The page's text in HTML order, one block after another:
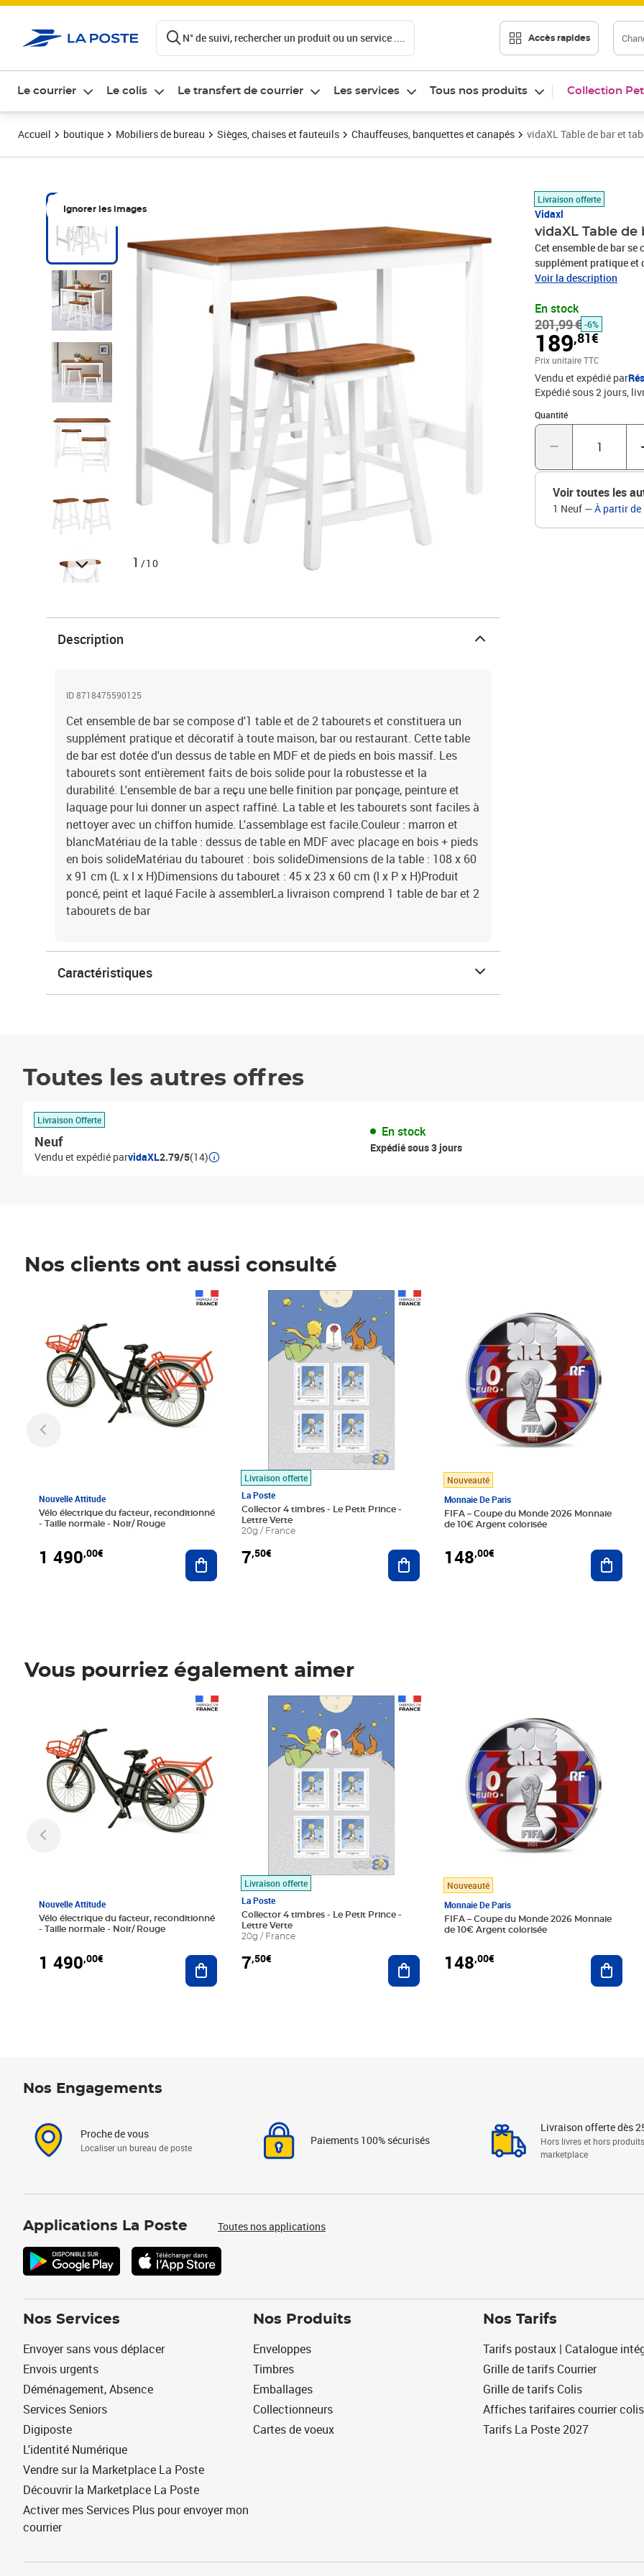
N° de suivi, rechercher un produit ou un service .... Accès rapides
Le courrier Le colis Le transfert de courrier Les services Tous nos produits Collection
Accueil boutique Mobiliers de bureau Sièges, chaises et fauteuils Chauffeuses, banquettes et canapés vidaXL Table de bar et
Ignorer les images
1 /10
Livraison offerte
Vidaxl
vidaXL Table
Cet ensemble de bar
supplément pratique et
est dotée d'un dessus
a reçu une belle finition
raffiné. La table et les
L'assemblage est
table en MDF avec
solideDimensions de la
x 23 x 60 cm (l x P x
comprend 1 table de
Voir la description
En stock
201,99 €
Prix barré 201,99 €
-6%
189,81€
Prix 189,81€
Prix unitaire TTC
Vendu et expédié par
Expédié sous 2 jours
Quantité
Quantité : 1
Voir toutes les
1 Neuf —À partir de
Description
ID 8718475590125
Cet ensemble de bar se compose d'1 table et de 2 tabourets et constituera un
supplément pratique et décoratif à toute maison, bar ou restaurant. Cette table
de bar est dotée d'un dessus de table en MDF et de pieds en bois massif. Les
tabourets sont entièrement faits de bois solide pour la robustesse et la
durabilité. L'ensemble de bar a reçu une belle finition par ponçage, peinture et
laquage pour lui donner un aspect raffiné. La table et les tabourets sont faciles à
nettoyer avec un chiffon humide. L'assemblage est facile.Couleur : marron et
blancMatériau de la table : dessus de table en MDF avec placage en bois + pieds
en bois solideMatériau du tabouret : bois solideDimensions de la table : 108 x 60
x 91 cm (L x l x H)Dimensions du tabouret : 45 x 23 x 60 cm (l x P x H)Produit
poncé, peint et laqué Facile à assemblerLa livraison comprend 1 table de bar et 2
tabourets de bar
Caractéristiques
Toutes les autres offres
Livraison Offerte
Neuf
Vendu et expédié parvidaXL2.79/5(14)
En stock
Expédié sous 3 jours
Nos clients ont aussi consulté
Nouvelle Attitude
Vélo électrique du facteur, reconditionné
- Taille normale - Noir/ Rouge
1 490,00€ Ajouter au panier
Livraison offerte
La Poste
Collector 4 timbres - Le Petit Prince -
Lettre Verte
20g / France
7,50€
Prix 7,50€
Ajouter au panier
Nouveauté
Monnaie De Paris
FIFA – Coupe du Monde 2026 Monnaie
de 10€ Argent colorisée
148,00€
Vous pourriez également aimer
Nouvelle Attitude
Vélo électrique du facteur, reconditionné
- Taille normale - Noir/ Rouge
1 490,00€ Ajouter au panier
Livraison offerte
La Poste
Collector 4 timbres - Le Petit Prince -
Lettre Verte
20g / France
7,50€
Prix 7,50€
Ajouter au panier
Nouveauté
Monnaie De Paris
FIFA – Coupe du Monde 2026 Monnaie
de 10€ Argent colorisée
148,00€
Nos Engagements
Proche de vous
Localiser un bureau de poste
Paiements 100% sécurisés
Livraison offerte dès
Hors livres et hors produits
marketplace
Applications La Poste Toutes nos applications
Nos Services
Envoyer sans vous déplacer
Envois urgents
Déménagement, Absence
Services Seniors
Digiposte
L'identité Numérique
Vendre sur la Marketplace La Poste
Découvrir la Marketplace La Poste
Activer mes Services Plus pour envoyer mon
courrier
Nos Produits
Enveloppes
Timbres
Emballages
Collectionneurs
Cartes de voeux
Nos Tarifs
Tarifs postaux | Catalogue
Grille de tarifs Courrier
Grille de tarifs Colis
Affiches tarifaires courrier colis
Tarifs La Poste 2027